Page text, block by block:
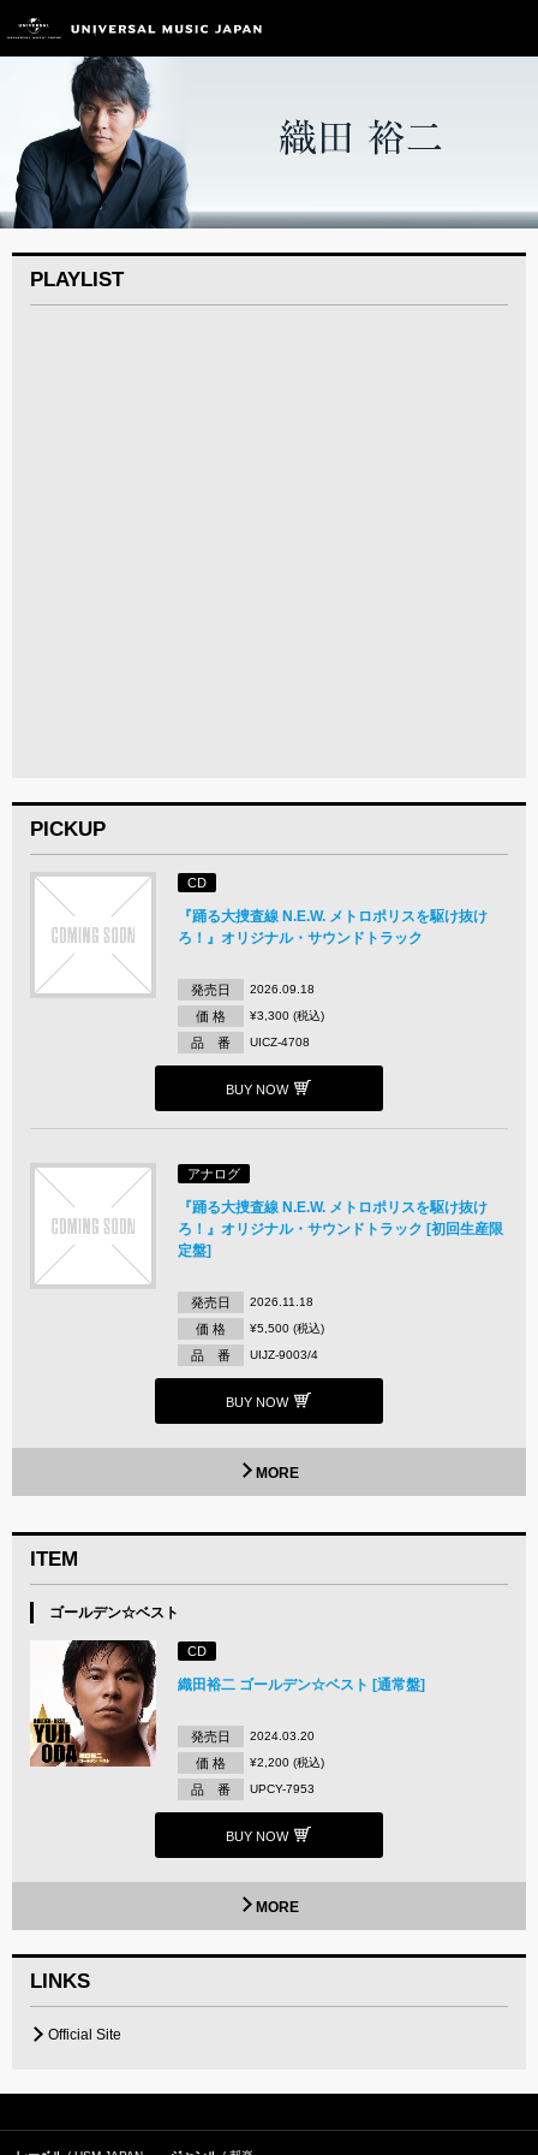
PLAYLIST
PICKUP
CD
『踊る大捜査線 N.E.W. メトロポリスを駆け抜け
ろ！』オリジナル・サウンドトラック
発売日 2026.09.18
価 格 ¥3,300 (税込)
品 番 UICZ-4708
BUY NOW
アナログ
『踊る大捜査線 N.E.W. メトロポリスを駆け抜け
ろ！』オリジナル・サウンドトラック [初回生産限
定盤]
発売日 2026.11.18
価 格 ¥5,500 (税込)
品 番 UIJZ-9003/4
BUY NOW
MORE
ITEM
ゴールデン☆ベスト
CD
織田裕二 ゴールデン☆ベスト [通常盤]
発売日 2024.03.20
価 格 ¥2,200 (税込)
品 番 UPCY-7953
BUY NOW
MORE
LINKS
Official Site